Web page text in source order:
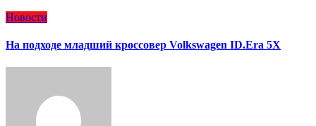
Новости
На подходе младший кроссовер Volkswagen ID.Era 5X